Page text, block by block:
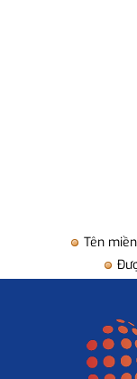
Tên